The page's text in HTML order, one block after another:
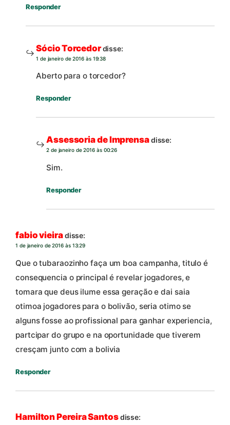
Responder
Sócio Torcedordisse:
1 de janeiro de 2016 às 19:38
Aberto para o torcedor?
Responder
Assessoria de Imprensadisse:
2 de janeiro de 2016 às 00:26
Sim.
Responder
fabio vieiradisse:
1 de janeiro de 2016 às 13:29
Que o tubaraozinho faça um boa campanha, titulo é
consequencia o principal é revelar jogadores, e
tomara que deus ilume essa geração e dai saia
otimoa jogadores para o bolivão, seria otimo se
alguns fosse ao profissional para ganhar experiencia,
partcipar do grupo e na oportunidade que tiverem
cresçam junto com a bolivia
Responder
Hamilton Pereira Santosdisse: